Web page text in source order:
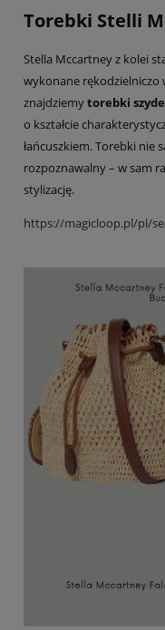
Torebki Stelli
Stella Mccartney z kolei
wykonane rękodzielniczo
znajdziemytorebki
o kształcie
łańcuszkiem. Torebki nie
rozpoznawalny – w sam
stylizację.
https://magicloop.pl/pl/